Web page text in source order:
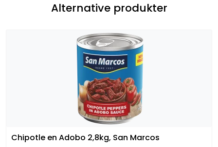
Alternative produkter
Chipotle en Adobo 2,8kg, San Marcos